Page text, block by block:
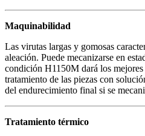
Maquinabilidad
Las virutas largas y gomosas
aleación. Puede mecanizarse en
condición H1150M dará los mejores
tratamiento de las piezas con
del endurecimiento final si se
Tratamiento térmico